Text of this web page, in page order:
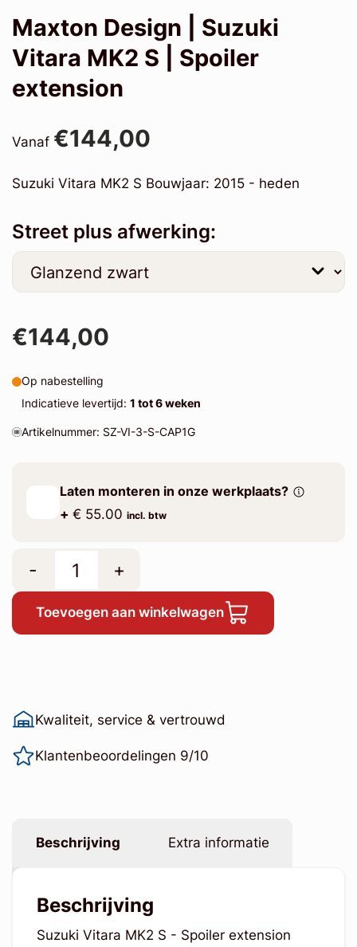
Maxton Design | Suzuki
Vitara MK2 S | Spoiler
extension
Vanaf €144,00
Suzuki Vitara MK2 S Bouwjaar: 2015 - heden
Street plus afwerking:
€144,00
Op nabestelling
Indicatieve levertijd: 1 tot 6 weken
Artikelnummer: SZ-VI-3-S-CAP1G
Laten monteren in onze werkplaats?
+ € 55.00 incl. btw
- +
Toevoegen aan winkelwagen
Kwaliteit, service & vertrouwd
Klantenbeoordelingen 9/10
Beschrijving Extra informatie
Beschrijving
Suzuki Vitara MK2 S - Spoiler extension